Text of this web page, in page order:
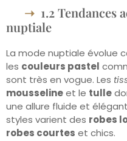
1.2 Tendances
nuptiale
La mode nuptiale évolue
les couleurs pastel
sont très en vogue. Les
mousselineet le tulle
une allure fluide et
styles varient des robes
robes courtes et chics.